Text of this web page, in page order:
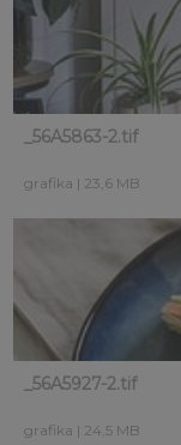
_56A5863-2.tif
grafika | 23,6 MB
_56A5927-2.tif
grafika | 24,5 MB